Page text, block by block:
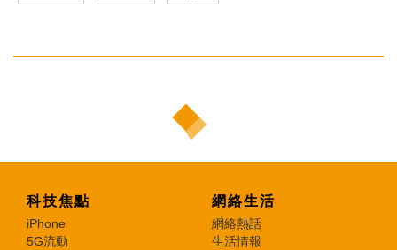
科技焦點
iPhone
5G流動
網絡生活
網絡熱話
生活情報